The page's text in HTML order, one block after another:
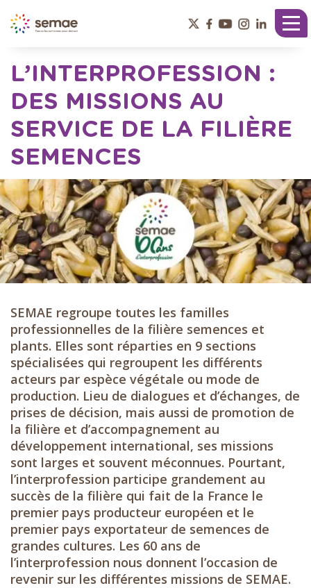
L’INTERPROFESSION :
DES MISSIONS AU
SERVICE DE LA FILIÈRE
SEMENCES
SEMAE regroupe toutes les familles
professionnelles de la filière semences et
plants. Elles sont réparties en 9 sections
spécialisées qui regroupent les différents
acteurs par espèce végétale ou mode de
production. Lieu de dialogues et d’échanges, de
prises de décision, mais aussi de promotion de
la filière et d’accompagnement au
développement international, ses missions
sont larges et souvent méconnues. Pourtant,
l’interprofession participe grandement au
succès de la filière qui fait de la France le
premier pays producteur européen et le
premier pays exportateur de semences de
grandes cultures. Les 60 ans de
l’interprofession nous donnent l’occasion de
revenir sur les différentes missions de SEMAE.